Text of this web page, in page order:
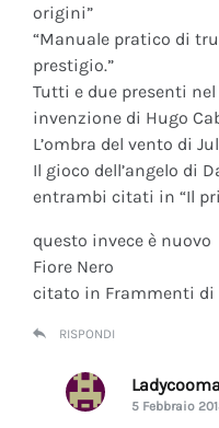
origini”
“Manuale pratico di
prestigio.”
Tutti e due presenti
invenzione di Hugo
L’ombra del vento di
Il gioco dell’angelo di
entrambi citati in “Il
questo invece è nuovo
Fiore Nero
citato in Frammenti di
RISPONDI
5 Febbraio